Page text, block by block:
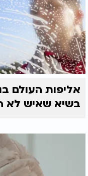
בשיא שאיש לא